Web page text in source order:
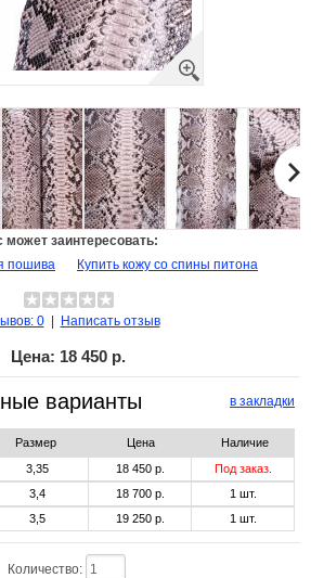
может заинтересовать:
пошива
Купить кожу со спины питона
0| Написать отзыв
Цена: 18 450 р.
в закладки
варианты
Размер Цена
Наличие
3,35 18 450 р.
Под заказ.
3,4 18 700 р. 1 шт.
3,5 19 250 р. 1 шт.
Количество: